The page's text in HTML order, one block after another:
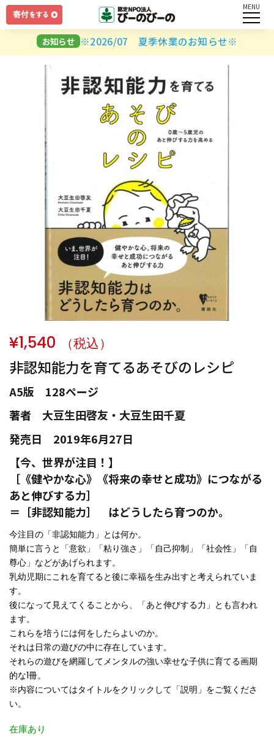
ログイン
ユーザー名とパスワードを入力してください。
ログインしたままにする
パスワードを忘れましたか？
MENU
お知らせ ※2026/07 夏季休業のお知らせ※
非認知能力を育てるあそびのレシピ
¥1,540 （税込）
A5版 128ページ
著者 大豆生田啓友・大豆生田千夏
発売日 2019年6月27日
【今、世界が注目！】
［《健やかな心》《将来の幸せと成功》につながる
あと伸びする力］
＝［非認知能力］ はどうしたら育つのか。
今注目の「非認知能力」とは何か。
簡単に言うと「意欲」「粘り強さ」「自己抑制」「社会性」「自
尊心」などがあげられます。
乳幼児期にこれを育てると後に幸福を生み出すと考えられていま
す。
後になって見えてくることから、「あと伸びする力」とも言われ
ます。
これらを培うには何をしたらよいのか。
それは日常の遊びの中に存在しています。
それらの遊びを網羅してメンタルの強い幸せな子供に育てる画期
的な1冊。
※内容についてはタイトルをクリックして「説明」をご覧くださ
い。
在庫あり